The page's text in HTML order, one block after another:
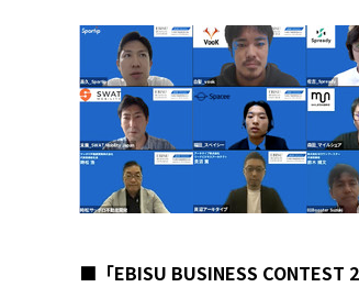
■「EBISU BUSINESS CONTEST